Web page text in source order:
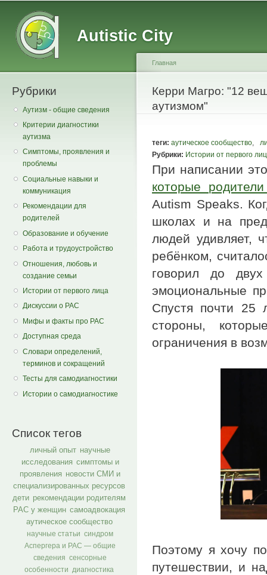
Autistic City
Рубрики
Аутизм - общие сведения
Критерии диагностики
аутизма
Симптомы, проявления и
проблемы
Социальные навыки и
коммуникация
Рекомендации для
родителей
Образование и обучение
Работа и трудоустройство
Отношения, любовь и
создание семьи
Истории от первого лица
Дискуссии о РАС
Мифы и факты про РАС
Доступная среда
Словари определений,
терминов и сокращений
Тесты для самодиагностики
Истории о самодиагностике
Список тегов
личный опыт научные
исследования симптомы и
проявления новости СМИ и
специализированных ресурсов
дети рекомендации родителям
РАС у женщин самоадвокация
аутическое сообщество
научные статьи синдром
Аспергера и РАС — общие
сведения сенсорные
особенности диагностика
You are here
Главная
Керри Магро: "12
аутизмом"
теги: аутическое сообщество
Рубрики: Истории от первого
При написании
которые
Autism Speaks.
школах и на
людей удивляет,
ребёнком,
говорил до
эмоциональные
Спустя почти 25
стороны,
ограничения в
Поэтому я хочу
путешествии, и